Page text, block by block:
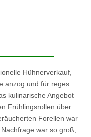
Hühnerverkauf,
anzog und für reges
kulinarische Angebot
Frühlingsrollen über
Forellen war
war so groß,